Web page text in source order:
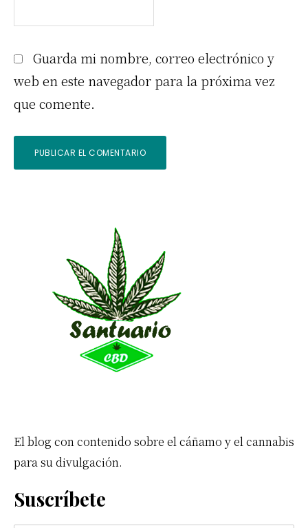
Guarda mi nombre, correo electrónico y
web en este navegador para la próxima vez
que comente.
lateral
primaria
El blog con contenido sobre el cáñamo y el cannabis
para su divulgación.
Suscríbete